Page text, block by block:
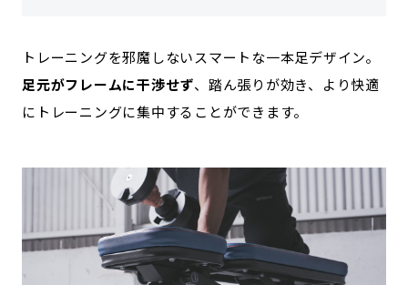
トレーニングを邪魔しないスマートな一本足デザイン。
足元がフレームに干渉せず、踏ん張りが効き、より快適
にトレーニングに集中することができます。